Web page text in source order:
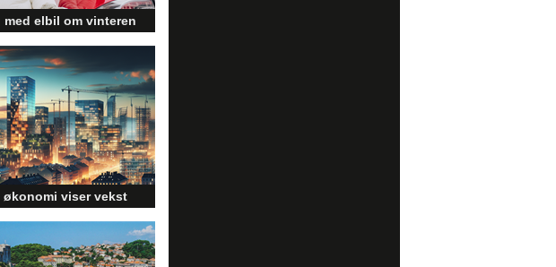
med elbil om vinteren
få bedre
representerer
for transport, men deres
under utfordrende
kan være en
økonomi viser vekst
byggebransjen
økonomien har vist
de siste tre kvartalene,